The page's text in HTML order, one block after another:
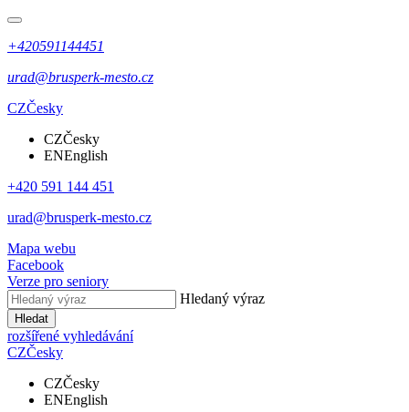
+420591144451
urad@brusperk-mesto.cz
CZČesky
CZČesky
ENEnglish
+420 591 144 451
urad@brusperk-mesto.cz
Mapa webu
Facebook
Verze pro seniory
Hledaný výraz
Hledat
rozšířené vyhledávání
CZČesky
CZČesky
ENEnglish